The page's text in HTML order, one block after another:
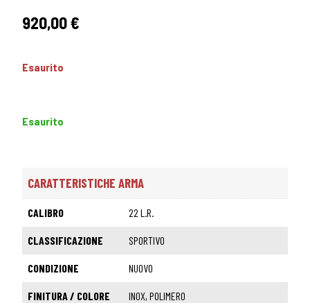
920,00€
Esaurito
Esaurito
CARATTERISTICHE ARMA
CALIBRO 22 L.R.
CLASSIFICAZIONE SPORTIVO
CONDIZIONE NUOVO
FINITURA / COLORE INOX, POLIMERO